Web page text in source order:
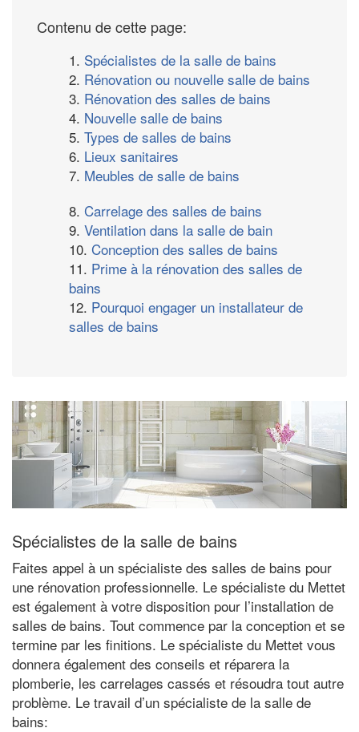
Contenu de cette page:
1. Spécialistes de la salle de bains
2. Rénovation ou nouvelle salle de bains
3. Rénovation des salles de bains
4. Nouvelle salle de bains
5. Types de salles de bains
6. Lieux sanitaires
7. Meubles de salle de bains
8. Carrelage des salles de bains
9. Ventilation dans la salle de bain
10. Conception des salles de bains
11. Prime à la rénovation des salles de
bains
12. Pourquoi engager un installateur de
salles de bains
Spécialistes de la salle de bains
Faites appel à un spécialiste des salles de bains pour
une rénovation professionnelle. Le spécialiste du Mettet
est également à votre disposition pour l’installation de
salles de bains. Tout commence par la conception et se
termine par les finitions. Le spécialiste du Mettet vous
donnera également des conseils et réparera la
plomberie, les carrelages cassés et résoudra tout autre
problème. Le travail d’un spécialiste de la salle de
bains: